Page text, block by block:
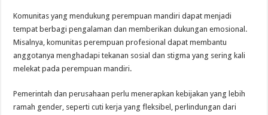
Komunitas yang mendukung perempuan mandiri dapat menjadi
tempat berbagi pengalaman dan memberikan dukungan emosional.
Misalnya, komunitas perempuan profesional dapat membantu
anggotanya menghadapi tekanan sosial dan stigma yang sering kali
melekat pada perempuan mandiri.
Pemerintah dan perusahaan perlu menerapkan kebijakan yang lebih
ramah gender, seperti cuti kerja yang fleksibel, perlindungan dari